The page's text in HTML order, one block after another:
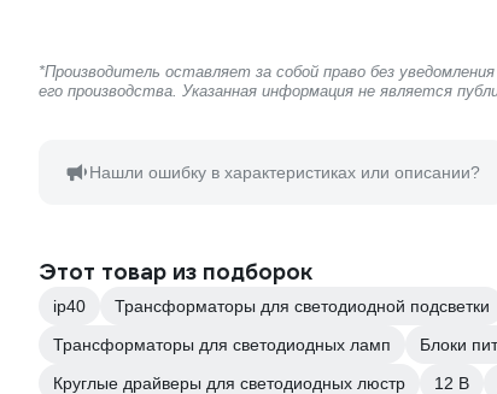
*Производитель оставляет за собой право без
его производства. Указанная информация не является
Нашли ошибку в характеристиках или описании?
Этот товар из подборок
ip40 Трансформаторы для светодиодной подсветки
Трансформаторы для светодиодных ламп
Блоки
Круглые драйверы для светодиодных люстр
12 В